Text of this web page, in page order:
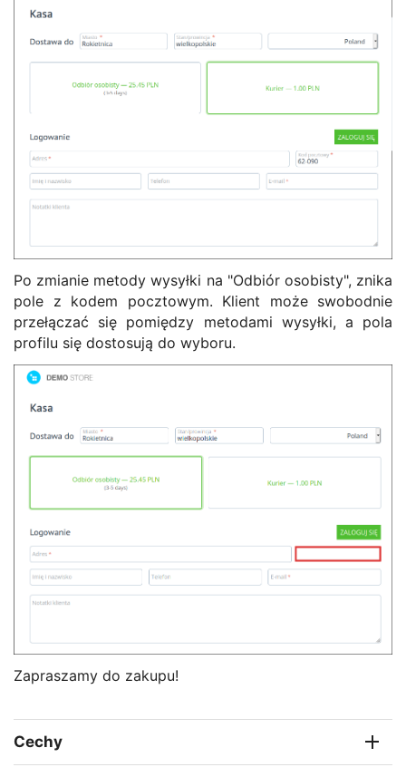
Po zmianie metody wysyłki na "Odbiór osobisty", znika
pole z kodem pocztowym. Klient może swobodnie
przełączać się pomiędzy metodami wysyłki, a pola
profilu się dostosują do wyboru.
Zapraszamy do zakupu!
Cechy